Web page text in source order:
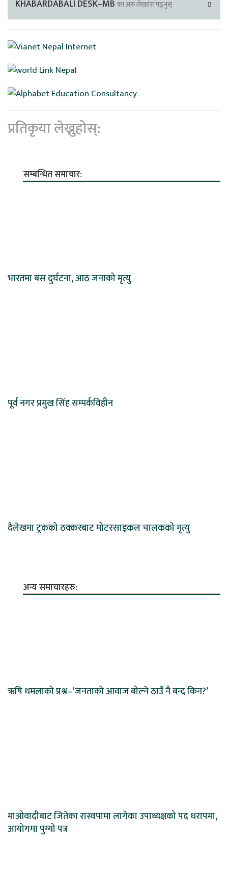
KHABARDABALI DESK–MB का अरु लेखहरु पढ्नुस्
प्रतिकृया लेख्नुहोस्:
सम्बन्धित समाचार:
भारतमा बस दुर्घटना, आठ जनाको मृत्यु
पूर्व नगर प्रमुख सिंह सम्पर्कविहीन
दैलेखमा ट्रकको ठक्करबाट मोटरसाइकल चालकको मृत्यु
अन्य समाचारहरु:
ऋषि धमलाको प्रश्न–‘जनताको आवाज बोल्ने ठाउँ नै बन्द किन?’
माओवादीबाट जितेका रास्वपामा लागेका उपाध्यक्षको पद धरापमा,
आयोगमा पुग्यो पत्र